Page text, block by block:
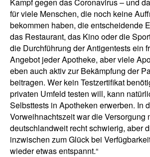
für viele Menschen, die noch keine
bekommen haben, die entscheidende
das Restaurant, das Kino oder die
die Durchführung der Antigentests ein
Angebot jeder Apotheke, aber viele
eben auch aktiv zur Bekämpfung der
beitragen. Wer kein Testzertifikat
privaten Umfeld testen will, kann
Selbsttests in Apotheken erwerben. In
Vorweihnachtszeit war die Versorgung
deutschlandweit recht schwierig, aber
inzwischen zum Glück bei
wieder etwas entspannt.“